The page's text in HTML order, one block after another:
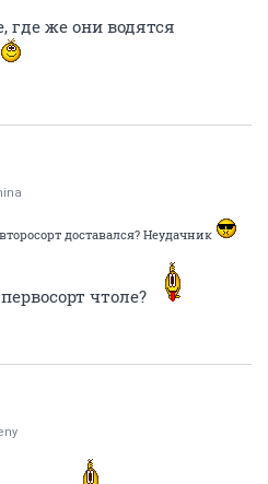
где же они водятся
доставался? Неудачник
чтоле?